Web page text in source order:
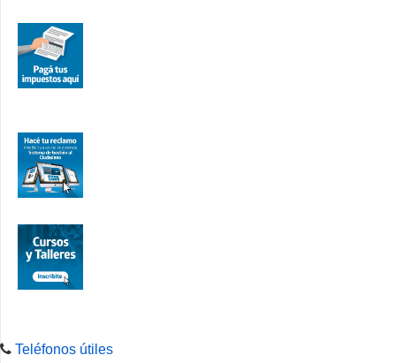
Teléfonos útiles